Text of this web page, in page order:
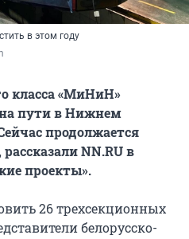
в этом году
класса «МиНиН»
пути в Нижнем
продолжается
NN.RU в
проекты».
26 трехсекционных
белорусско-